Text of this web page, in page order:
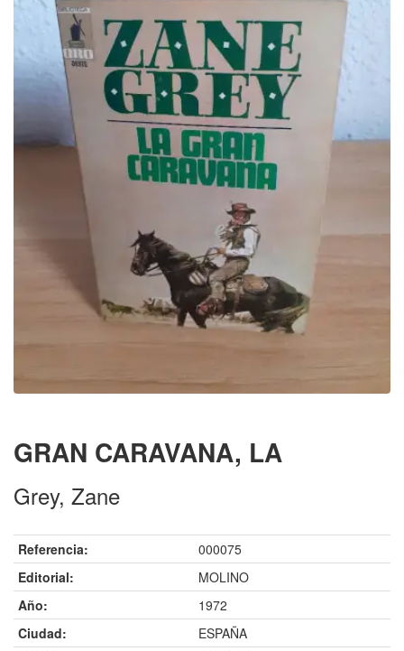
GRAN CARAVANA, LA
Grey, Zane
Referencia:
000075
Editorial:
MOLINO
Año:
1972
Ciudad:
ESPAÑA